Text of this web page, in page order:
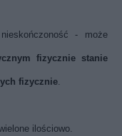
- może
fizycznie stanie
fizycznie.
ilościowo.